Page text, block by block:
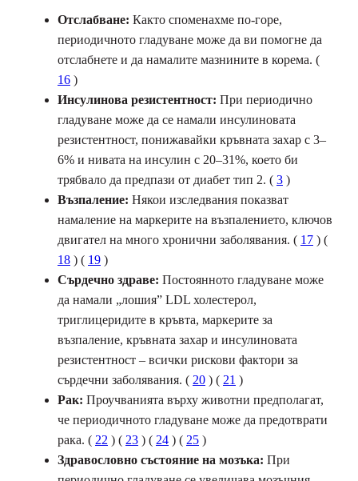
Отслабване: Както споменахме по-горе,
периодичното гладуване може да ви помогне да
отслабнете и да намалите мазнините в корема. (
16 )
Инсулинова резистентност: При периодично
гладуване може да се намали инсулиновата
резистентност, понижавайки кръвната захар с 3–
6% и нивата на инсулин с 20–31%, което би
трябвало да предпази от диабет тип 2. ( 3 )
Възпаление: Някои изследвания показват
намаление на маркерите на възпалението, ключов
двигател на много хронични заболявания. ( 17 ) (
18 ) ( 19 )
Сърдечно здраве: Постоянното гладуване може
да намали „лошия” LDL холестерол,
триглицеридите в кръвта, маркерите за
възпаление, кръвната захар и инсулиновата
резистентност – всички рискови фактори за
сърдечни заболявания. ( 20 ) ( 21 )
Рак: Проучванията върху животни предполагат,
че периодичното гладуване може да предотврати
рака. ( 22 ) ( 23 ) ( 24 ) ( 25 )
Здравословно състояние на мозъка: При